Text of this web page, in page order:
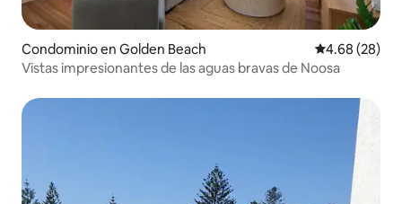
Condominio en Golden Beach Calificación
4.68 (28)
Vistas impresionantes de las aguas bravas de Noosa